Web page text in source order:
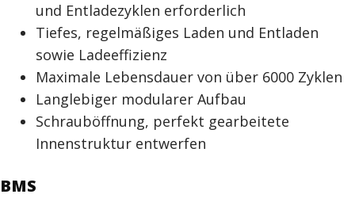
und Entladezyklen erforderlich
Tiefes, regelmäßiges Laden und Entladen
sowie Ladeeffizienz
Maximale Lebensdauer von über 6000 Zyklen
Langlebiger modularer Aufbau
Schrauböffnung, perfekt gearbeitete
Innenstruktur entwerfen
BMS